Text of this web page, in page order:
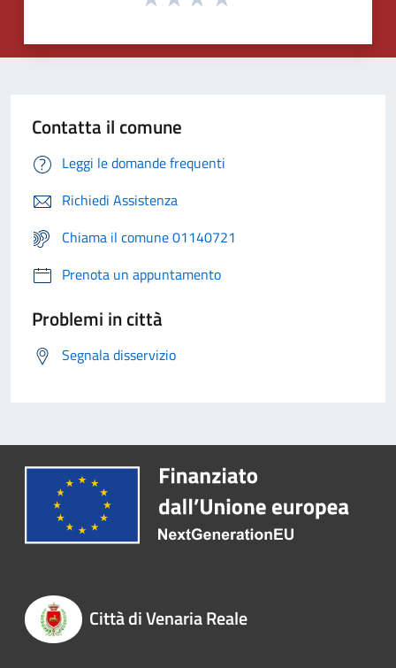
Contatta il comune
Leggi le domande frequenti
Richiedi Assistenza
Chiama il comune 01140721
Prenota un appuntamento
Problemi in città
Segnala disservizio
Città di Venaria Reale